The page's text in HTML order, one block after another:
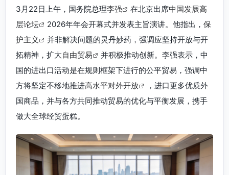
3月22日上午，国务院总理李强 在北京出席中国发展高
层论坛
2026年年会开幕式并发表主旨演讲。他指出， 保
护主义
并非解决问题的灵丹妙药，强调应坚持开放与开
拓精神，扩大自由贸易
并积极推动创新。李强表示，中
国的进出口活动是在规则框架下进行的公平贸易，强调中
方将坚定不移地推进高水平对外开放
，进口更多优质外
国商品，并与各方共同推动贸易的优化与平衡发展，携手
做大全球经贸蛋糕。